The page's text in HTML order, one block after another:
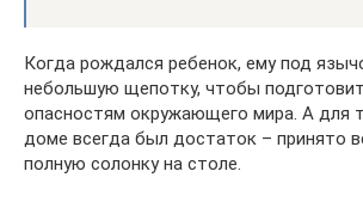
Когда рождался ребенок, ему под
небольшую щепотку, чтобы
опасностям окружающего мира. А для
доме всегда был достаток – принято
полную солонку на столе.